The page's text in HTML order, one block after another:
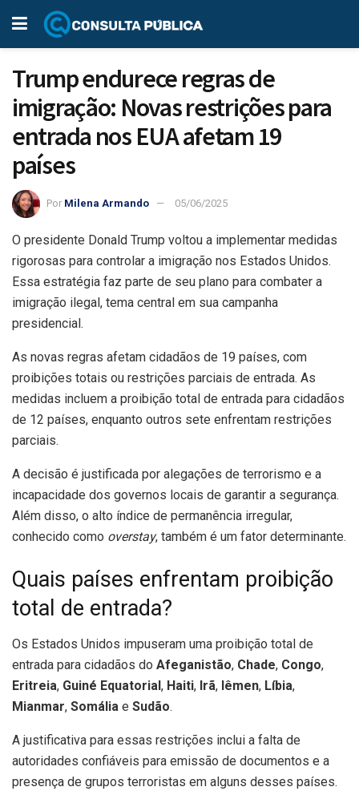
Trump endurece regras de
imigração: Novas restrições para
entrada nos EUA afetam 19
países
Por Milena Armando 05/06/2025
O presidente Donald Trump voltou a implementar medidas
rigorosas para controlar a imigração nos Estados Unidos.
Essa estratégia faz parte de seu plano para combater a
imigração ilegal, tema central em sua campanha
presidencial.
As novas regras afetam cidadãos de 19 países, com
proibições totais ou restrições parciais de entrada. As
medidas incluem a proibição total de entrada para cidadãos
de 12 países, enquanto outros sete enfrentam restrições
parciais.
A decisão é justificada por alegações de terrorismo e a
incapacidade dos governos locais de garantir a segurança.
Além disso, o alto índice de permanência irregular,
conhecido como overstay, também é um fator determinante.
Quais países enfrentam proibição
total de entrada?
Os Estados Unidos impuseram uma proibição total de
entrada para cidadãos do Afeganistão, Chade, Congo,
Eritreia, Guiné Equatorial, Haiti, Irã, Iêmen, Líbia,
Mianmar, Somália e Sudão.
A justificativa para essas restrições inclui a falta de
autoridades confiáveis para emissão de documentos e a
presença de grupos terroristas em alguns desses países.